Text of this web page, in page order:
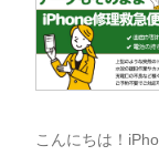
こんにちは！